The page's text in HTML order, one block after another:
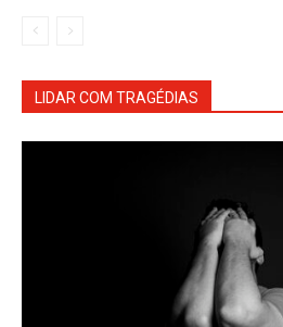
LIDAR COM TRAGÉDIAS